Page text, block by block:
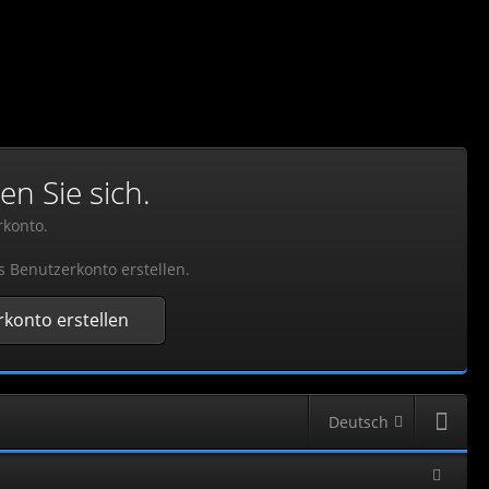
Sie sich.
Benutzerkonto erstellen.
erstellen
Deutsch